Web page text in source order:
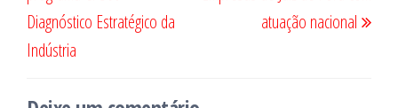
Diagnóstico Estratégico da
Indústria
atuação nacional